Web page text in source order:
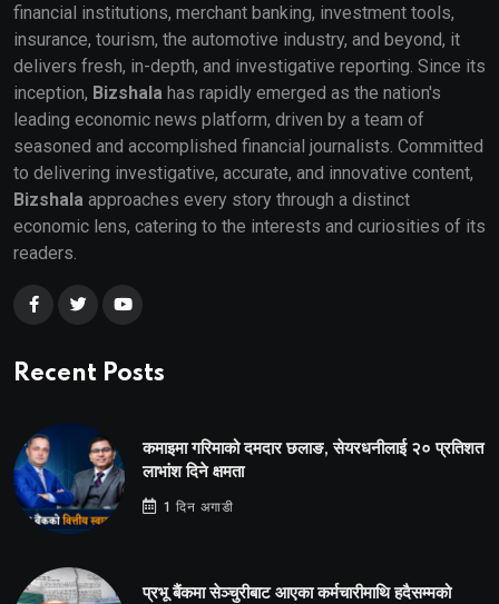
financial institutions, merchant banking, investment tools,
insurance, tourism, the automotive industry, and beyond, it
delivers fresh, in-depth, and investigative reporting. Since its
inception, Bizshala has rapidly emerged as the nation's
leading economic news platform, driven by a team of
seasoned and accomplished financial journalists. Committed
to delivering investigative, accurate, and innovative content,
Bizshala approaches every story through a distinct
economic lens, catering to the interests and curiosities of its
readers.
Recent Posts
कमाइमा गरिमाको दमदार छलाङ, सेयरधनीलाई २० प्रतिशत
लाभांश दिने क्षमता
1 दिन अगाडी
प्रभू बैंकमा सेञ्चुरीबाट आएका कर्मचारीमाथि हदैसम्मको